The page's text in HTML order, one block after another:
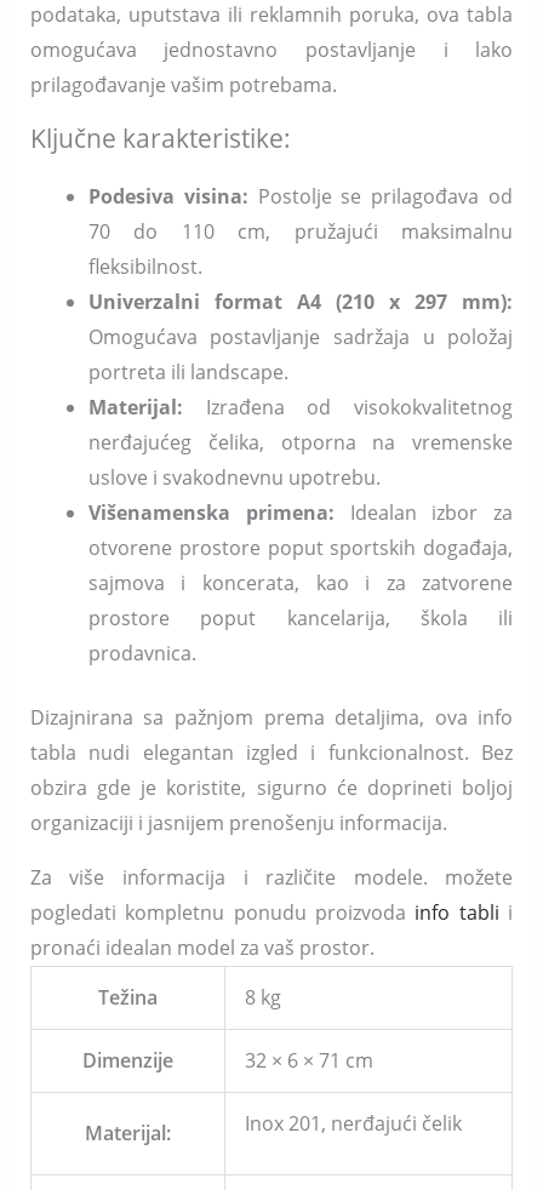
podataka, uputstava ili reklamnih poruka, ova tabla
omogućava jednostavno postavljanje i lako
prilagođavanje vašim potrebama.
Ključne karakteristike:
Podesiva visina: Postolje se prilagođava od
70 do 110 cm, pružajući maksimalnu
fleksibilnost.
Univerzalni format A4 (210 x 297 mm):
Omogućava postavljanje sadržaja u položaj
portreta ili landscape.
Materijal: Izrađena od visokokvalitetnog
nerđajućeg čelika, otporna na vremenske
uslove i svakodnevnu upotrebu.
Višenamenska primena: Idealan izbor za
otvorene prostore poput sportskih događaja,
sajmova i koncerata, kao i za zatvorene
prostore poput kancelarija, škola ili
prodavnica.
Dizajnirana sa pažnjom prema detaljima, ova info
tabla nudi elegantan izgled i funkcionalnost. Bez
obzira gde je koristite, sigurno će doprineti boljoj
organizaciji i jasnijem prenošenju informacija.
Za više informacija i različite modele. možete
pogledati kompletnu ponudu proizvoda info tabli i
pronaći idealan model za vaš prostor.
Težina
8 kg
Dimenzije 32 × 6 × 71 cm
Materijal: Inox 201, nerđajući čelik